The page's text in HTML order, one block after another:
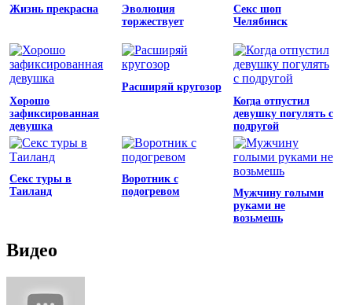
Жизнь прекрасна
Эволюция
торжествует
Секс шоп
Челябинск
Хорошо
зафиксированная
девушка
Расширяй кругозор
Когда отпустил
девушку погулять с
подругой
Секс туры в
Таиланд
Воротник с
подогревом
Мужчину голыми
руками не
возьмешь
Видео